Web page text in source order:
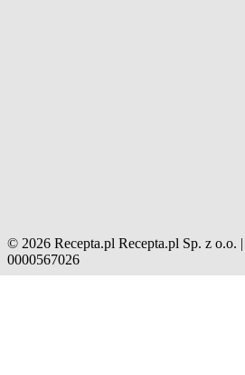
© 2026 Recepta.pl Recepta.pl Sp. z o.o.
0000567026